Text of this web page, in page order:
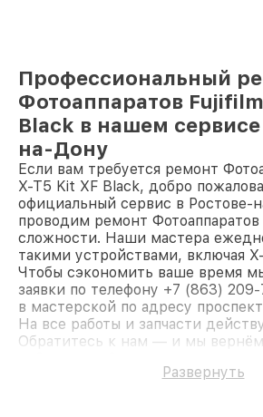
Профессиональный
Фотоаппаратов
Black в нашем
на-Дону
Если вам требуется ремонт
X-T5 Kit XF Black, добро
официальный сервис в Ростове-
проводим ремонт
сложности. Наши мастера
такими устройствами, включая
Чтобы сэкономить ваше время
заявки по телефону +7 (863)
в мастерской по адресу
На все работы и запчасти
Обратитесь к нам — и мы вернём
Развернуть